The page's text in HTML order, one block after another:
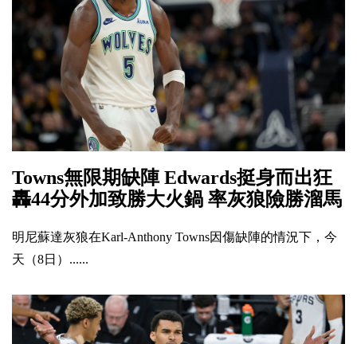
Towns無限期缺陣 Edwards挺身而出狂
轟44分外加致勝大火鍋 率灰狼險勝溜馬
明尼蘇達灰狼在Karl-Anthony Towns因傷缺陣的情況下，今
天（8日）......